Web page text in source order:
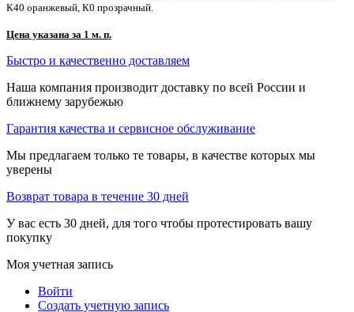
К40 оранжевый, К0 прозрачный.
Цена указана за 1 м. п.
Быстро и качественно доставляем
Наша компания производит доставку по всей России и
ближнему зарубежью
Гарантия качества и сервисное обслуживание
Мы предлагаем только те товары, в качестве которых мы
уверены
Возврат товара в течение 30 дней
У вас есть 30 дней, для того чтобы протестировать вашу
покупку
Моя учетная запись
Войти
Создать учетную запись